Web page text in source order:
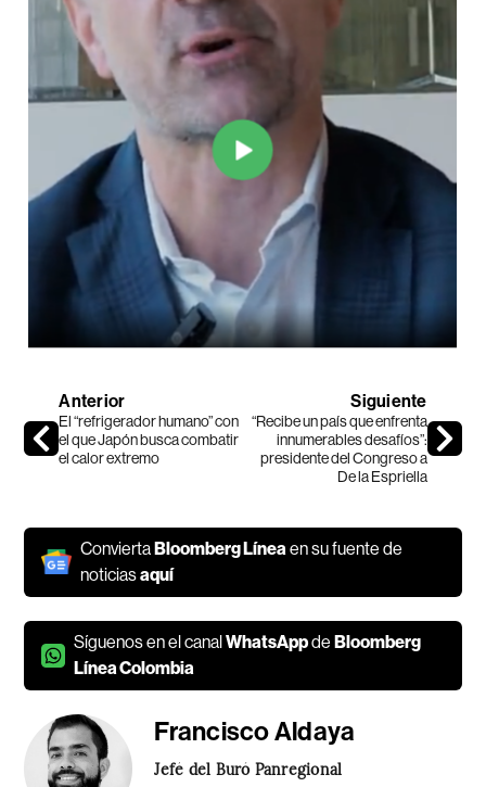
Anterior
El “refrigerador humano” con
el que Japón busca combatir
el calor extremo
Siguiente
“Recibe un país que enfrenta
innumerables desafíos”:
presidente del Congreso a
De la Espriella
ConviertaBloomberg Línea en su fuente de
noticiasaquí
Síguenos en el canalWhatsAppdeBloomberg
Línea Colombia
Francisco Aldaya
Jefé del Buró Panregional